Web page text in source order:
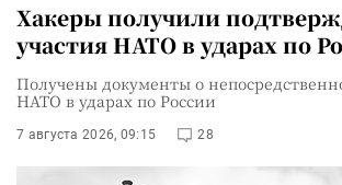
Хакеры получили
участия НАТО в ударах по
Получены документы о
НАТО в ударах по России
7 августа 2026, 09:15 28